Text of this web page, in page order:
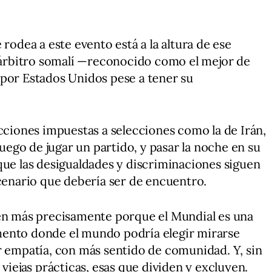
a este evento está a la altura de ese
somalí —reconocido como el mejor de
Estados Unidos pese a tener su
impuestas a selecciones como la de Irán,
de jugar un partido, y pasar la noche en su
las desigualdades y discriminaciones siguen
que debería ser de encuentro.
más precisamente porque el Mundial es una
donde el mundo podría elegir mirarse
con más sentido de comunidad. Y, sin
prácticas, esas que dividen y excluyen.